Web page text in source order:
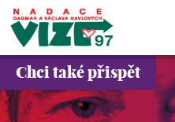
O NÁS
PROJEKTY
Chci také přispět